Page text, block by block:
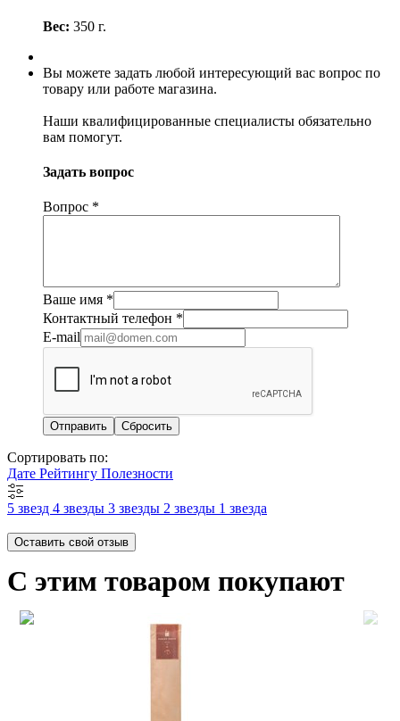
Вес: 350 г.
Вы можете задать любой интересующий вас вопрос по
товару или работе магазина.
Наши квалифицированные специалисты обязательно
вам помогут.
Задать вопрос
Вопрос *
Ваше имя *
Контактный телефон *
E-mail
Сбросить
Сортировать по:
Дате Рейтингу Полезности
5 звезд 4 звезды 3 звезды 2 звезды 1 звезда
Оставить свой отзыв
С этим товаром покупают